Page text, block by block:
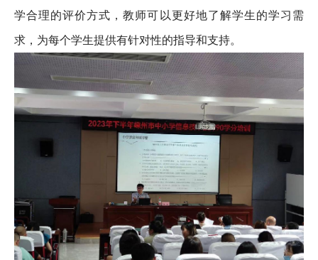
学合理的评价方式，教师可以更好地了解学生的学习需
求，为每个学生提供有针对性的指导和支持。